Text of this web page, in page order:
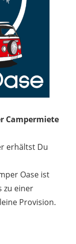
Campermiete
erhältst Du
Oase ist
zu einer
Provision.